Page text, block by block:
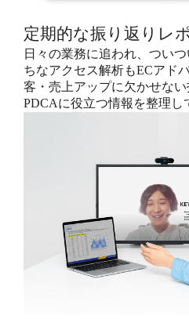
定期的な振り返りレ
日々の業務に追われ、つい
ちなアクセス解析もECアド
客・売上アップに欠かせな
PDCAに役立つ情報を整理し